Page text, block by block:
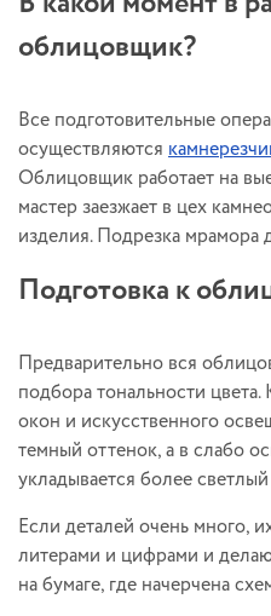
облицовщик?
Все подготовительные
осуществляются
Облицовщик работает на
мастер заезжает в цех
изделия. Подрезка мрамора
Подготовка к
Предварительно вся
подбора тональности
окон и искусственного
темный оттенок, а в слабо
укладывается более
Если деталей очень много,
литерами и цифрами и
на бумаге, где начерчена